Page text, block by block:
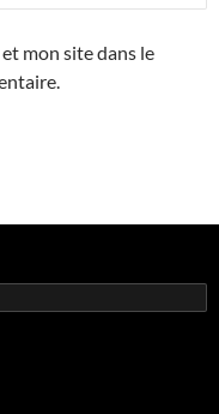
mon site dans le